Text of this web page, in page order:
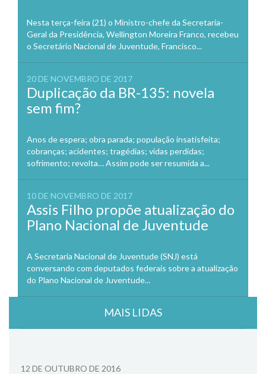
Nesta terça-feira (21) o Ministro-chefe da Secretaria-
Geral da Presidência, Wellington Moreira Franco, recebeu
o Secretário Nacional de Juventude, Francisco...
20 DE NOVEMBRO DE 2017
Duplicação da BR-135: novela
sem fim?
Anos de espera; obra parada; população insatisfeita;
cobranças; acidentes; tragédias; vidas perdidas;
sofrimento; revolta… Assim pode ser resumida a...
10 DE NOVEMBRO DE 2017
Assis Filho propõe atualização do
Plano Nacional de Juventude
A Secretaria Nacional de Juventude (SNJ) está
conversando com deputados federais sobre a atualização
do Plano Nacional de Juventude...
MAIS LIDAS
12 DE OUTUBRO DE 2016